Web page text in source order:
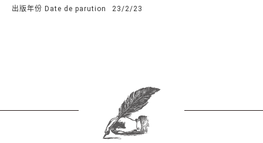
出版年份 Date de parution
23/2/23